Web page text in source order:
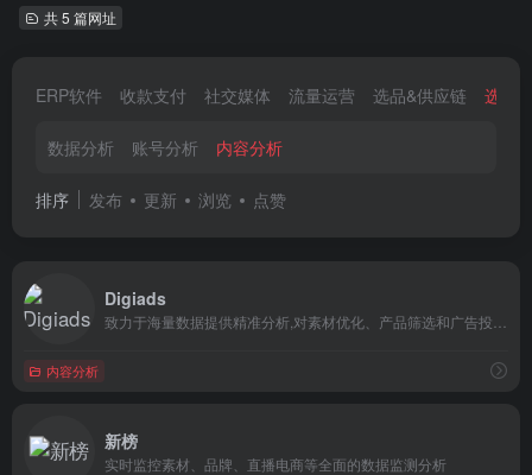
共 5 篇网址
ERP软件 收款支付 社交媒体 流量运营 选品&供应链 选品
数据分析 账号分析 内容分析
排序 发布 更新 浏览 点赞
Digiads
内容分析
新榜
实时监控素材、品牌、直播电商等全面的数据监测分析